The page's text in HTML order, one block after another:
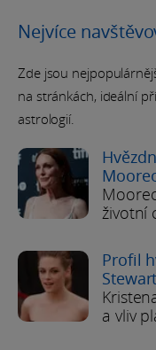
Nejvíce
Zde jsou
na stránkách, ideální
astrologií.
životní
Profil
a vliv